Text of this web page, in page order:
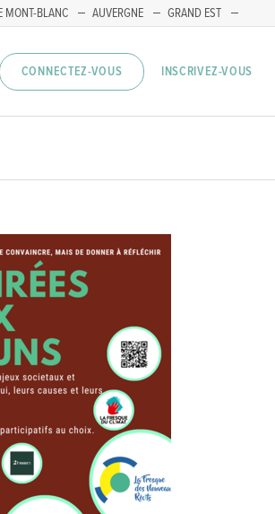
MONT-BLANC AUVERGNE
GRAND EST
CONNECTEZ-VOUS INSCRIVEZ-VOUS